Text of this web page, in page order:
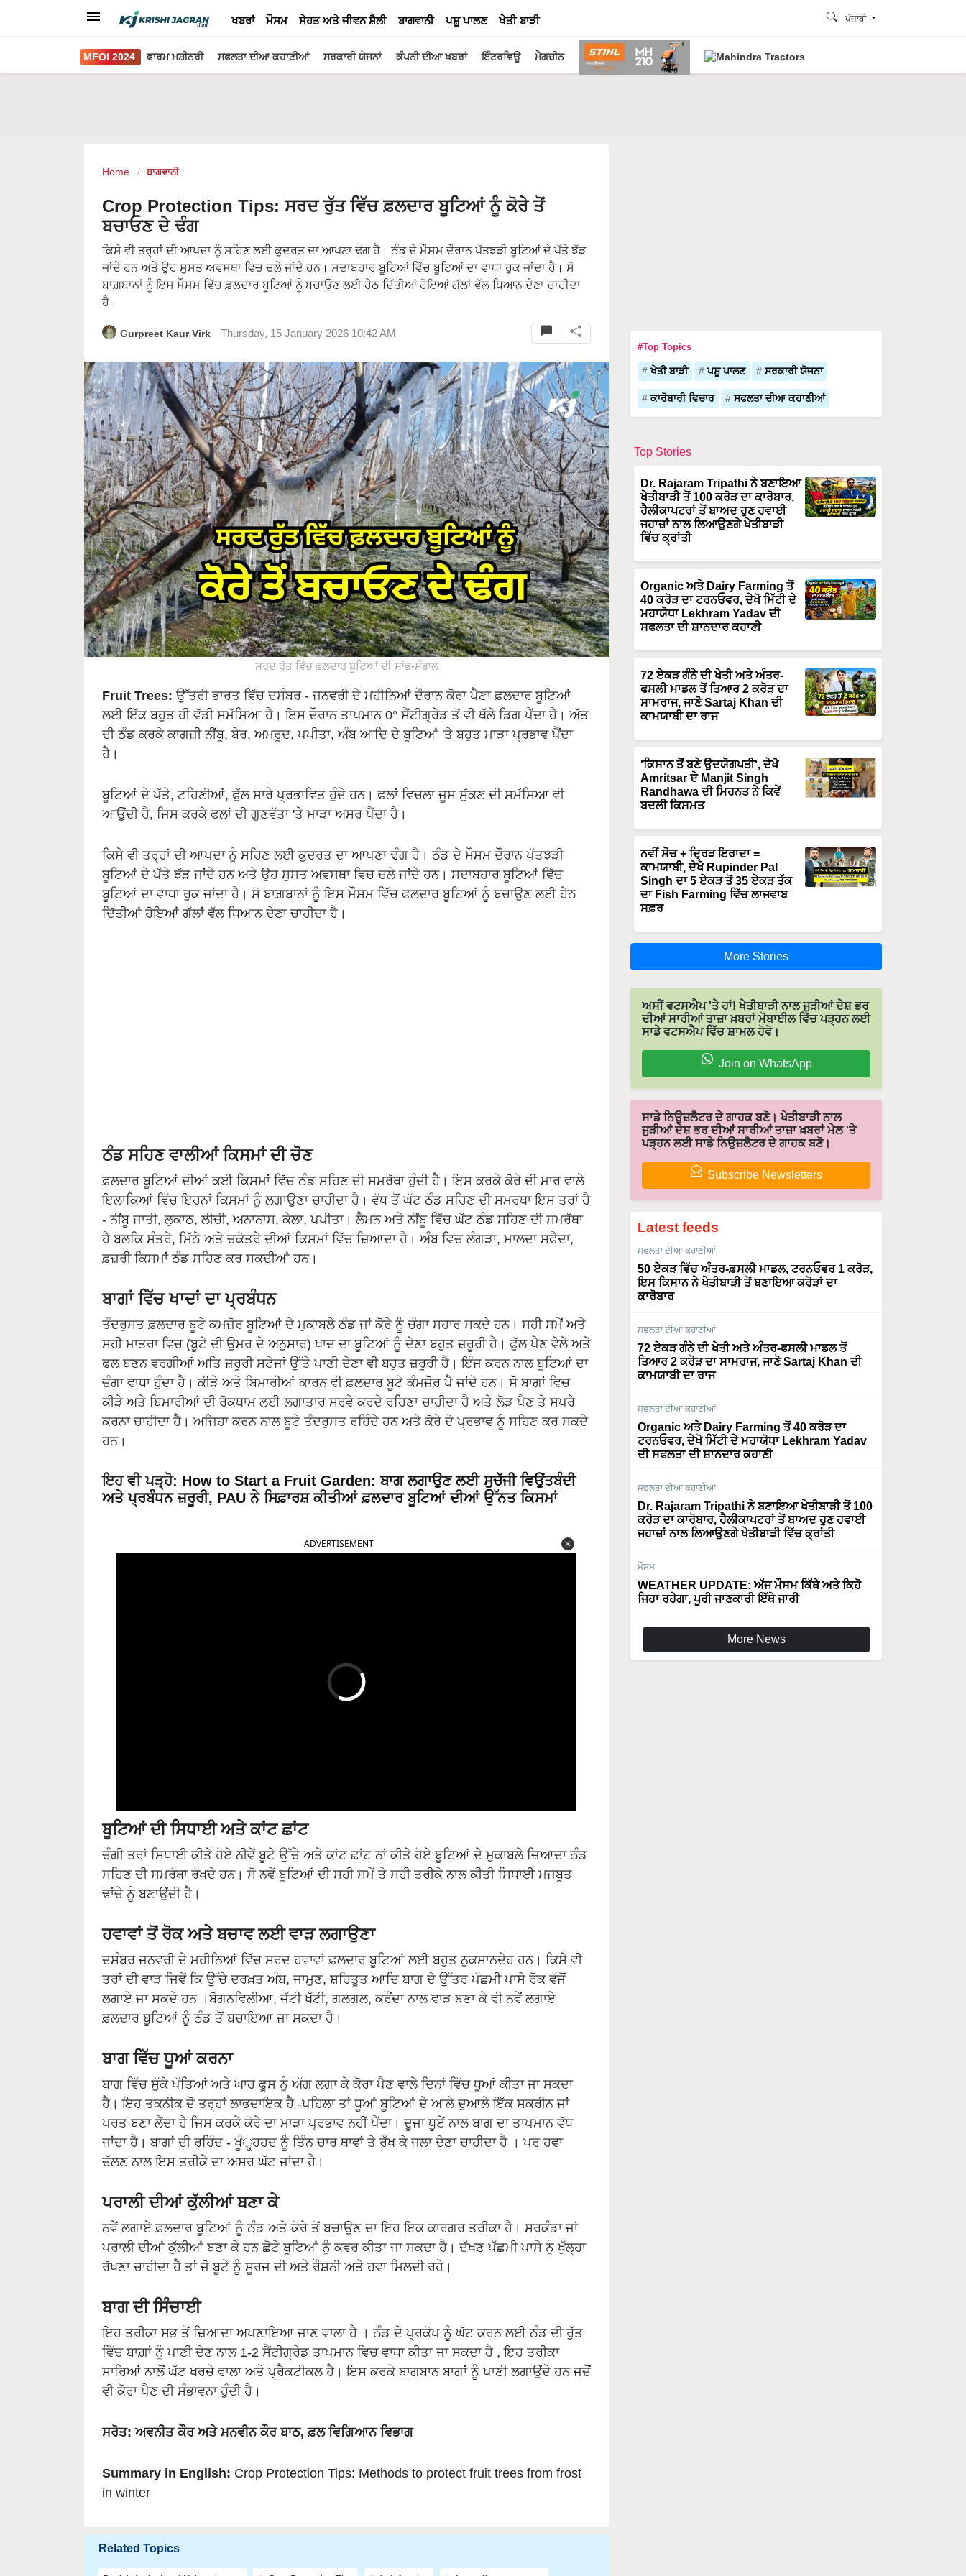
ਖਬਰਾਂ ਮੌਸਮ ਸੇਹਤ ਅਤੇ ਜੀਵਨ ਸ਼ੈਲੀ ਬਾਗਵਾਨੀ ਪਸ਼ੂ ਪਾਲਣ ਖੇਤੀ ਬਾੜੀ ਪੰਜਾਬੀ
MFOI 2024 ਫਾਰਮ ਮਸ਼ੀਨਰੀ ਸਫਲਤਾ ਦੀਆ ਕਹਾਣੀਆਂ ਸਰਕਾਰੀ ਯੋਜਨਾਂ ਕੰਪਨੀ ਦੀਆ ਖਬਰਾਂ ਇੰਟਰਵਿਊ ਮੈਗਜ਼ੀਨ
Home ਬਾਗਵਾਨੀ
Crop Protection Tips: ਸਰਦ ਰੁੱਤ ਵਿੱਚ ਫ਼ਲਦਾਰ ਬੂਟਿਆਂ ਨੂੰ ਕੋਰੇ ਤੋਂ
ਬਚਾਓਣ ਦੇ ਢੰਗ
ਕਿਸੇ ਵੀ ਤਰ੍ਹਾਂ ਦੀ ਆਪਦਾ ਨੂੰ ਸਹਿਣ ਲਈ ਕੁਦਰਤ ਦਾ ਆਪਣਾ ਢੰਗ ਹੈ। ਠੰਡ ਦੇ ਮੌਸਮ ਦੌਰਾਨ ਪੱਤਝੜੀ ਬੂਟਿਆਂ ਦੇ ਪੱਤੇ ਝੱੜ
ਜਾਂਦੇ ਹਨ ਅਤੇ ਉਹ ਸੁਸਤ ਅਵਸਥਾ ਵਿਚ ਚਲੇ ਜਾਂਦੇ ਹਨ। ਸਦਾਬਹਾਰ ਬੂਟਿਆਂ ਵਿੱਚ ਬੂਟਿਆਂ ਦਾ ਵਾਧਾ ਰੁਕ ਜਾਂਦਾ ਹੈ। ਸੋ
ਬਾਗ਼ਬਾਨਾਂ ਨੂੰ ਇਸ ਮੌਸਮ ਵਿੱਚ ਫ਼ਲਦਾਰ ਬੂਟਿਆਂ ਨੂੰ ਬਚਾਉਣ ਲਈ ਹੇਠ ਦਿੱਤੀਆਂ ਹੋਇਆਂ ਗੱਲਾਂ ਵੱਲ ਧਿਆਨ ਦੇਣਾ ਚਾਹੀਦਾ
ਹੈ।
Gurpreet Kaur Virk Thursday, 15 January 2026 10:42 AM
ਸਰਦ ਰੁੱਤ ਵਿੱਚ ਫ਼ਲਦਾਰ ਬੂਟਿਆਂ ਦੀ ਸਾਂਭ-ਸੰਭਾਲ
Fruit Trees: ਉੱਤਰੀ ਭਾਰਤ ਵਿੱਚ ਦਸੰਬਰ - ਜਨਵਰੀ ਦੇ ਮਹੀਨਿਆਂ ਦੌਰਾਨ ਕੋਰਾ ਪੈਣਾ ਫ਼ਲਦਾਰ ਬੂਟਿਆਂ
ਲਈ ਇੱਕ ਬਹੁਤ ਹੀ ਵੱਡੀ ਸਮੱਸਿਆ ਹੈ। ਇਸ ਦੌਰਾਨ ਤਾਪਮਾਨ 0° ਸੈਂਟੀਗ੍ਰੇਡ ਤੋਂ ਵੀ ਥੱਲੇ ਡਿਗ ਪੈਂਦਾ ਹੈ। ਅੱਤ
ਦੀ ਠੰਡ ਕਰਕੇ ਕਾਗਜ਼ੀ ਨੀਂਬੂ, ਬੇਰ, ਅਮਰੂਦ, ਪਪੀਤਾ, ਅੰਬ ਆਦਿ ਦੇ ਬੂਟਿਆਂ 'ਤੇ ਬਹੁਤ ਮਾੜਾ ਪ੍ਰਭਾਵ ਪੈਂਦਾ
ਹੈ।
ਬੂਟਿਆਂ ਦੇ ਪੱਤੇ, ਟਹਿਣੀਆਂ, ਫੁੱਲ ਸਾਰੇ ਪ੍ਰਭਾਵਿਤ ਹੁੰਦੇ ਹਨ। ਫਲਾਂ ਵਿਚਲਾ ਜੂਸ ਸੁੱਕਣ ਦੀ ਸਮੱਸਿਆ ਵੀ
ਆਉਂਦੀ ਹੈ, ਜਿਸ ਕਰਕੇ ਫਲਾਂ ਦੀ ਗੁਣਵੱਤਾ 'ਤੇ ਮਾੜਾ ਅਸਰ ਪੈਂਦਾ ਹੈ।
ਕਿਸੇ ਵੀ ਤਰ੍ਹਾਂ ਦੀ ਆਪਦਾ ਨੂੰ ਸਹਿਣ ਲਈ ਕੁਦਰਤ ਦਾ ਆਪਣਾ ਢੰਗ ਹੈ। ਠੰਡ ਦੇ ਮੌਸਮ ਦੌਰਾਨ ਪੱਤਝੜੀ
ਬੂਟਿਆਂ ਦੇ ਪੱਤੇ ਝੱੜ ਜਾਂਦੇ ਹਨ ਅਤੇ ਉਹ ਸੁਸਤ ਅਵਸਥਾ ਵਿਚ ਚਲੇ ਜਾਂਦੇ ਹਨ। ਸਦਾਬਹਾਰ ਬੂਟਿਆਂ ਵਿੱਚ
ਬੂਟਿਆਂ ਦਾ ਵਾਧਾ ਰੁਕ ਜਾਂਦਾ ਹੈ। ਸੋ ਬਾਗ਼ਬਾਨਾਂ ਨੂੰ ਇਸ ਮੌਸਮ ਵਿੱਚ ਫ਼ਲਦਾਰ ਬੂਟਿਆਂ ਨੂੰ ਬਚਾਉਣ ਲਈ ਹੇਠ
ਦਿੱਤੀਆਂ ਹੋਇਆਂ ਗੱਲਾਂ ਵੱਲ ਧਿਆਨ ਦੇਣਾ ਚਾਹੀਦਾ ਹੈ।
ਠੰਡ ਸਹਿਣ ਵਾਲੀਆਂ ਕਿਸਮਾਂ ਦੀ ਚੋਣ
ਫ਼ਲਦਾਰ ਬੂਟਿਆਂ ਦੀਆਂ ਕਈ ਕਿਸਮਾਂ ਵਿੱਚ ਠੰਡ ਸਹਿਣ ਦੀ ਸਮਰੱਥਾ ਹੁੰਦੀ ਹੈ। ਇਸ ਕਰਕੇ ਕੋਰੇ ਦੀ ਮਾਰ ਵਾਲੇ
ਇਲਾਕਿਆਂ ਵਿੱਚ ਇਹਨਾਂ ਕਿਸਮਾਂ ਨੂੰ ਲਗਾਉਣਾ ਚਾਹੀਦਾ ਹੈ। ਵੱਧ ਤੋਂ ਘੱਟ ਠੰਡ ਸਹਿਣ ਦੀ ਸਮਰਥਾ ਇਸ ਤਰਾਂ ਹੈ
- ਨੀਂਬੂ ਜਾਤੀ, ਲੁਕਾਠ, ਲੀਚੀ, ਅਨਾਨਾਸ, ਕੇਲਾ, ਪਪੀਤਾ। ਲੈਮਨ ਅਤੇ ਨੀਂਬੂ ਵਿੱਚ ਘੱਟ ਠੰਡ ਸਹਿਣ ਦੀ ਸਮਰੱਥਾ
ਹੈ ਬਲਕਿ ਸੰਤਰੇ, ਮਿੱਠੇ ਅਤੇ ਚਕੋਤਰੇ ਦੀਆਂ ਕਿਸਮਾਂ ਵਿੱਚ ਜ਼ਿਆਦਾ ਹੈ। ਅੰਬ ਵਿਚ ਲੰਗੜਾ, ਮਾਲਦਾ ਸਫੈਦਾ,
ਫ਼ਜ਼ਰੀ ਕਿਸਮਾਂ ਠੰਡ ਸਹਿਣ ਕਰ ਸਕਦੀਆਂ ਹਨ।
ਬਾਗਾਂ ਵਿੱਚ ਖਾਦਾਂ ਦਾ ਪ੍ਰਬੰਧਨ
ਤੰਦਰੁਸਤ ਫ਼ਲਦਾਰ ਬੂਟੇ ਕਮਜ਼ੋਰ ਬੂਟਿਆਂ ਦੇ ਮੁਕਾਬਲੇ ਠੰਡ ਜਾਂ ਕੋਰੇ ਨੂੰ ਚੰਗਾ ਸਹਾਰ ਸਕਦੇ ਹਨ। ਸਹੀ ਸਮੇਂ ਅਤੇ
ਸਹੀ ਮਾਤਰਾ ਵਿਚ (ਬੂਟੇ ਦੀ ਉਮਰ ਦੇ ਅਨੁਸਾਰ) ਖਾਦ ਦਾ ਬੂਟਿਆਂ ਨੂੰ ਦੇਣਾ ਬਹੁਤ ਜ਼ਰੂਰੀ ਹੈ। ਫੁੱਲ ਪੈਣ ਵੇਲੇ ਅਤੇ
ਫਲ ਬਣਨ ਵਰਗੀਆਂ ਅਤਿ ਜ਼ਰੂਰੀ ਸਟੇਜਾਂ ਉੱਤੇ ਪਾਣੀ ਦੇਣਾ ਵੀ ਬਹੁਤ ਜ਼ਰੂਰੀ ਹੈ। ਇੰਜ ਕਰਨ ਨਾਲ ਬੂਟਿਆਂ ਦਾ
ਚੰਗਾ ਵਾਧਾ ਹੁੰਦਾ ਹੈ। ਕੀੜੇ ਅਤੇ ਬਿਮਾਰੀਆਂ ਕਾਰਨ ਵੀ ਫ਼ਲਦਾਰ ਬੂਟੇ ਕੰਮਜ਼ੋਰ ਪੈ ਜਾਂਦੇ ਹਨ। ਸੋ ਬਾਗਾਂ ਵਿਚ
ਕੀੜੇ ਅਤੇ ਬਿਮਾਰੀਆਂ ਦੀ ਰੋਕਥਾਮ ਲਈ ਲਗਾਤਾਰ ਸਰਵੇ ਕਰਦੇ ਰਹਿਣਾ ਚਾਹੀਦਾ ਹੈ ਅਤੇ ਲੋੜ ਪੈਣ ਤੇ ਸਪਰੇ
ਕਰਨਾ ਚਾਹੀਦਾ ਹੈ। ਅਜਿਹਾ ਕਰਨ ਨਾਲ ਬੂਟੇ ਤੰਦਰੁਸਤ ਰਹਿੰਦੇ ਹਨ ਅਤੇ ਕੋਰੇ ਦੇ ਪ੍ਰਭਾਵ ਨੂੰ ਸਹਿਣ ਕਰ ਸਕਦੇ
ਹਨ।
ਇਹ ਵੀ ਪੜ੍ਹੋ: How to Start a Fruit Garden: ਬਾਗ ਲਗਾਉਣ ਲਈ ਸੁਚੱਜੀ ਵਿਉਂਤਬੰਦੀ
ਅਤੇ ਪ੍ਰਬੰਧਨ ਜ਼ਰੂਰੀ, PAU ਨੇ ਸਿਫ਼ਾਰਸ਼ ਕੀਤੀਆਂ ਫ਼ਲਦਾਰ ਬੂਟਿਆਂ ਦੀਆਂ ਉੱਨਤ ਕਿਸਮਾਂ
ਚੰਗੀ ਤਰਾਂ ਸਿਧਾਈ ਕੀਤੇ ਹੋਏ ਨੀਵੇਂ ਬੂਟੇ ਉੱਚੇ ਅਤੇ ਕਾਂਟ ਛਾਂਟ ਨਾਂ ਕੀਤੇ ਹੋਏ ਬੂਟਿਆਂ ਦੇ ਮੁਕਾਬਲੇ ਜ਼ਿਆਦਾ ਠੰਡ
ਸਹਿਣ ਦੀ ਸਮਰੱਥਾ ਰੱਖਦੇ ਹਨ। ਸੋ ਨਵੇਂ ਬੂਟਿਆਂ ਦੀ ਸਹੀ ਸਮੇਂ ਤੇ ਸਹੀ ਤਰੀਕੇ ਨਾਲ ਕੀਤੀ ਸਿਧਾਈ ਮਜਬੂਤ
ਢਾਂਚੇ ਨੂੰ ਬਣਾਉਂਦੀ ਹੈ।
ਦਸੰਬਰ ਜਨਵਰੀ ਦੇ ਮਹੀਨਿਆਂ ਵਿੱਚ ਸਰਦ ਹਵਾਵਾਂ ਫ਼ਲਦਾਰ ਬੂਟਿਆਂ ਲਈ ਬਹੁਤ ਨੁਕਸਾਨਦੇਹ ਹਨ। ਕਿਸੇ ਵੀ
ਤਰਾਂ ਦੀ ਵਾੜ ਜਿਵੇਂ ਕਿ ਉੱਚੇ ਦਰਖ਼ਤ ਅੰਬ, ਜਾਮੁਣ, ਸ਼ਹਿਤੂਤ ਆਦਿ ਬਾਗ ਦੇ ਉੱਤਰ ਪੱਛਮੀ ਪਾਸੇ ਰੋਕ ਵੱਜੋਂ
ਲਗਾਏ ਜਾ ਸਕਦੇ ਹਨ ।ਬੋਗਨਵਿਲੀਆ, ਜੱਟੀ ਖੱਟੀ, ਗਲਗਲ, ਕਰੌਂਦਾ ਨਾਲ ਵਾੜ ਬਣਾ ਕੇ ਵੀ ਨਵੇਂ ਲਗਾਏ
ਫ਼ਲਦਾਰ ਬੂਟਿਆਂ ਨੂੰ ਠੰਡ ਤੋਂ ਬਚਾਇਆ ਜਾ ਸਕਦਾ ਹੈ।
ਬਾਗ ਵਿੱਚ ਸੁੱਕੇ ਪੱਤਿਆਂ ਅਤੇ ਘਾਹ ਫੂਸ ਨੂੰ ਅੱਗ ਲਗਾ ਕੇ ਕੋਰਾ ਪੈਣ ਵਾਲੇ ਦਿਨਾਂ ਵਿੱਚ ਧੂਆਂ ਕੀਤਾ ਜਾ ਸਕਦਾ
ਹੈ। ਇਹ ਤਕਨੀਕ ਦੋ ਤਰ੍ਹਾਂ ਲਾਭਦਾਇਕ ਹੈ -ਪਹਿਲਾ ਤਾਂ ਧੂਆਂ ਬੂਟਿਆਂ ਦੇ ਆਲੇ ਦੁਆਲੇ ਇੱਕ ਸਕਰੀਨ ਜਾਂ
ਪਰਤ ਬਣਾ ਲੈਂਦਾ ਹੈ ਜਿਸ ਕਰਕੇ ਕੋਰੇ ਦਾ ਮਾੜਾ ਪ੍ਰਭਾਵ ਨਹੀਂ ਪੈਂਦਾ। ਦੂਜਾ ਧੂਏਂ ਨਾਲ ਬਾਗ ਦਾ ਤਾਪਮਾਨ ਵੱਧ
ਜਾਂਦਾ ਹੈ। ਬਾਗਾਂ ਦੀ ਰਹਿੰਦ - ਖੂੰ੍ਹ੍ਹਹਦ ਨੂੰ ਤਿੰਨ ਚਾਰ ਥਾਵਾਂ ਤੇ ਰੱਖ ਕੇ ਜਲਾ ਦੇਣਾ ਚਾਹੀਦਾ ਹੈ । ਪਰ ਹਵਾ
ਚੱਲਣ ਨਾਲ ਇਸ ਤਰੀਕੇ ਦਾ ਅਸਰ ਘੱਟ ਜਾਂਦਾ ਹੈ।
ਨਵੇਂ ਲਗਾਏ ਫ਼ਲਦਾਰ ਬੂਟਿਆਂ ਨੂੰ ਠੰਡ ਅਤੇ ਕੋਰੇ ਤੋਂ ਬਚਾਉਣ ਦਾ ਇਹ ਇਕ ਕਾਰਗਰ ਤਰੀਕਾ ਹੈ। ਸਰਕੰਡਾ ਜਾਂ
ਪਰਾਲੀ ਦੀਆਂ ਕੁੱਲੀਆਂ ਬਣਾ ਕੇ ਹਨ ਛੋਟੇ ਬੂਟਿਆਂ ਨੂੰ ਕਵਰ ਕੀਤਾ ਜਾ ਸਕਦਾ ਹੈ। ਦੱਖਣ ਪੱਛਮੀ ਪਾਸੇ ਨੂੰ ਖੁੱਲ੍ਹਾ
ਰੱਖਣਾ ਚਾਹੀਦਾ ਹੈ ਤਾਂ ਜੋ ਬੂਟੇ ਨੂੰ ਸੂਰਜ ਦੀ ਅਤੇ ਰੌਸ਼ਨੀ ਅਤੇ ਹਵਾ ਮਿਲਦੀ ਰਹੇ।
ਇਹ ਤਰੀਕਾ ਸਭ ਤੋਂ ਜ਼ਿਆਦਾ ਅਪਣਾਇਆ ਜਾਣ ਵਾਲਾ ਹੈ । ਠੰਡ ਦੇ ਪ੍ਰਕੋਪ ਨੂੰ ਘੱਟ ਕਰਨ ਲਈ ਠੰਡ ਦੀ ਰੁੱਤ
ਵਿੱਚ ਬਾਗ਼ਾਂ ਨੂੰ ਪਾਣੀ ਦੇਣ ਨਾਲ 1-2 ਸੈਂਟੀਗ੍ਰੇਡ ਤਾਪਮਾਨ ਵਿਚ ਵਾਧਾ ਕੀਤਾ ਜਾ ਸਕਦਾ ਹੈ , ਇਹ ਤਰੀਕਾ
ਸਾਰਿਆਂ ਨਾਲੋਂ ਘੱਟ ਖਰਚੇ ਵਾਲਾ ਅਤੇ ਪ੍ਰੈਕਟੀਕਲ ਹੈ। ਇਸ ਕਰਕੇ ਬਾਗਬਾਨ ਬਾਗਾਂ ਨੂੰ ਪਾਣੀ ਲਗਾਉਂਦੇ ਹਨ ਜਦੋਂ
ਵੀ ਕੋਰਾ ਪੈਣ ਦੀ ਸੰਭਾਵਨਾ ਹੁੰਦੀ ਹੈ।
in winter
Punjab Agricultural University
#Top Topics
ਖੇਤੀ ਬਾੜੀ ਪਸ਼ੂ ਪਾਲਣ ਸਰਕਾਰੀ ਯੋਜਨਾ
ਕਾਰੋਬਾਰੀ ਵਿਚਾਰ ਸਫਲਤਾ ਦੀਆ ਕਹਾਣੀਆਂ
Top Stories
Dr. Rajaram Tripathi ਨੇ ਬਣਾਇਆ
ਖੇਤੀਬਾੜੀ ਤੋਂ 100 ਕਰੋੜ ਦਾ ਕਾਰੋਬਾਰ,
ਹੈਲੀਕਾਪਟਰਾਂ ਤੋਂ ਬਾਅਦ ਹੁਣ ਹਵਾਈ
ਜਹਾਜ਼ਾਂ ਨਾਲ ਲਿਆਉਣਗੇ ਖੇਤੀਬਾੜੀ
ਵਿੱਚ ਕ੍ਰਾਂਤੀ
Organic ਅਤੇ Dairy Farming ਤੋਂ
40 ਕਰੋੜ ਦਾ ਟਰਨਓਵਰ, ਦੇਖੋ ਮਿੱਟੀ ਦੇ
ਮਹਾਯੋਧਾ Lekhram Yadav ਦੀ
ਸਫਲਤਾ ਦੀ ਸ਼ਾਨਦਾਰ ਕਹਾਣੀ
72 ਏਕੜ ਗੰਨੇ ਦੀ ਖੇਤੀ ਅਤੇ ਅੰਤਰ-
ਫਸਲੀ ਮਾਡਲ ਤੋਂ ਤਿਆਰ 2 ਕਰੋੜ ਦਾ
ਸਾਮਰਾਜ, ਜਾਣੋ Sartaj Khan ਦੀ
ਕਾਮਯਾਬੀ ਦਾ ਰਾਜ
'ਕਿਸਾਨ ਤੋਂ ਬਣੇ ਉਦਯੋਗਪਤੀ', ਦੇਖੋ
Amritsar ਦੇ Manjit Singh
Randhawa ਦੀ ਮਿਹਨਤ ਨੇ ਕਿਵੇਂ
ਬਦਲੀ ਕਿਸਮਤ
ਨਵੀਂ ਸੋਚ + ਦ੍ਰਿੜ ਇਰਾਦਾ =
ਕਾਮਯਾਬੀ, ਦੇਖੋ Rupinder Pal
Singh ਦਾ 5 ਏਕੜ ਤੋਂ 35 ਏਕੜ ਤੱਕ
ਦਾ Fish Farming ਵਿੱਚ ਲਾਜਵਾਬ
ਸਫ਼ਰ
More Stories
ਅਸੀਂ ਵਟਸਐਪ 'ਤੇ ਹਾਂ! ਖੇਤੀਬਾੜੀ ਨਾਲ ਜੁੜੀਆਂ ਦੇਸ਼ ਭਰ
ਦੀਆਂ ਸਾਰੀਆਂ ਤਾਜ਼ਾ ਖ਼ਬਰਾਂ ਮੋਬਾਈਲ ਵਿੱਚ ਪੜ੍ਹਨ ਲਈ
ਸਾਡੇ ਵਟਸਐਪ ਵਿੱਚ ਸ਼ਾਮਲ ਹੋਵੋ।
Join on WhatsApp
ਸਾਡੇ ਨਿਉਜ਼ਲੈਟਰ ਦੇ ਗਾਹਕ ਬਣੋ। ਖੇਤੀਬਾੜੀ ਨਾਲ
ਜੁੜੀਆਂ ਦੇਸ਼ ਭਰ ਦੀਆਂ ਸਾਰੀਆਂ ਤਾਜ਼ਾ ਖ਼ਬਰਾਂ ਮੇਲ 'ਤੇ
ਪੜ੍ਹਨ ਲਈ ਸਾਡੇ ਨਿਉਜ਼ਲੈਟਰ ਦੇ ਗਾਹਕ ਬਣੋ।
Subscribe Newsletters
Latest feeds
ਸਫਲਤਾ ਦੀਆ ਕਹਾਣੀਆਂ
50 ਏਕੜ ਵਿੱਚ ਅੰਤਰ-ਫ਼ਸਲੀ ਮਾਡਲ, ਟਰਨਓਵਰ 1 ਕਰੋੜ,
ਇਸ ਕਿਸਾਨ ਨੇ ਖੇਤੀਬਾੜੀ ਤੋਂ ਬਣਾਇਆ ਕਰੋੜਾਂ ਦਾ
ਕਾਰੋਬਾਰ
ਸਫਲਤਾ ਦੀਆ ਕਹਾਣੀਆਂ
72 ਏਕੜ ਗੰਨੇ ਦੀ ਖੇਤੀ ਅਤੇ ਅੰਤਰ-ਫਸਲੀ ਮਾਡਲ ਤੋਂ
ਤਿਆਰ 2 ਕਰੋੜ ਦਾ ਸਾਮਰਾਜ, ਜਾਣੋ Sartaj Khan ਦੀ
ਕਾਮਯਾਬੀ ਦਾ ਰਾਜ
ਸਫਲਤਾ ਦੀਆ ਕਹਾਣੀਆਂ
Organic ਅਤੇ Dairy Farming ਤੋਂ 40 ਕਰੋੜ ਦਾ
ਟਰਨਓਵਰ, ਦੇਖੋ ਮਿੱਟੀ ਦੇ ਮਹਾਯੋਧਾ Lekhram Yadav
ਦੀ ਸਫਲਤਾ ਦੀ ਸ਼ਾਨਦਾਰ ਕਹਾਣੀ
ਸਫਲਤਾ ਦੀਆ ਕਹਾਣੀਆਂ
Dr. Rajaram Tripathi ਨੇ ਬਣਾਇਆ ਖੇਤੀਬਾੜੀ ਤੋਂ 100
ਕਰੋੜ ਦਾ ਕਾਰੋਬਾਰ, ਹੈਲੀਕਾਪਟਰਾਂ ਤੋਂ ਬਾਅਦ ਹੁਣ ਹਵਾਈ
ਜਹਾਜ਼ਾਂ ਨਾਲ ਲਿਆਉਣਗੇ ਖੇਤੀਬਾੜੀ ਵਿੱਚ ਕ੍ਰਾਂਤੀ
ਮੌਸਮ
WEATHER UPDATE: ਅੱਜ ਮੌਸਮ ਕਿੱਥੇ ਅਤੇ ਕਿਹੋ
ਜਿਹਾ ਰਹੇਗਾ, ਪੂਰੀ ਜਾਣਕਾਰੀ ਇੱਥੇ ਜਾਰੀ
More News